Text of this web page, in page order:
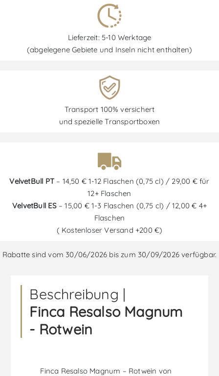
Lieferzeit: 5-10 Werktage
(abgelegene Gebiete und Inseln nicht enthalten)
Transport 100% versichert
und spezielle Transportboxen
VelvetBull PT – 14,50 € 1-12 Flaschen (0,75 cl) / 29,00 € für
12+ Flaschen
VelvetBull ES– 15,00 € 1-3 Flaschen (0,75 cl) / 12,00 € 4+
Flaschen
( Kostenloser Versand +200 €)
Rabatte sind vom 30/06/2026 bis zum 30/09/2026 verfügbar.
Beschreibung |
Finca Resalso Magnum
- Rotwein
Finca Resalso Magnum – Rotwein von